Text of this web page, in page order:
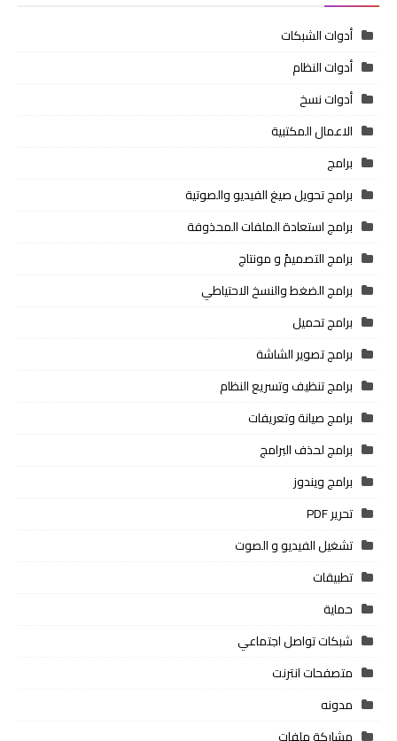
أدوات الشبكات
أدوات النظام
أدوات نسخ
الاعمال المكتبية
برامج
برامج تحويل صيغ الفيديو والصوتية
برامج استعادة الملفات المحذوفة
برامج التصميمً و مونتاج
برامج الضغط والنسخ الاحتياطي
برامج تحميل
برامج تصوير الشاشة
برامج تنظيف وتسريع النظام
برامج صيانة وتعريفات
برامج لحذف البرامج
برامج ويندوز
تحرير PDF
تشغيل الفيديو و الصوت
تطبيقات
حماية
شبكات تواصل اجتماعي
متصفحات انترنت
مدونه
مشاركة ملفات